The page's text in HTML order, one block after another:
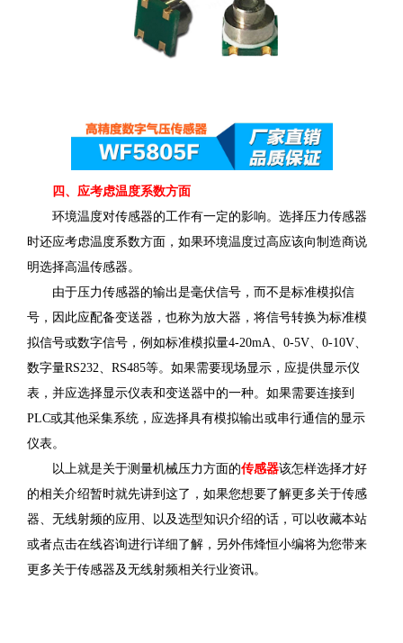
四、应考虑温度系数方面
环境温度对传感器的工作有一定的影响。选择压力传感器
时还应考虑温度系数方面，如果环境温度过高应该向制造商说
明选择高温传感器。
由于压力传感器的输出是毫伏信号，而不是标准模拟信
号，因此应配备变送器，也称为放大器，将信号转换为标准模
拟信号或数字信号，例如标准模拟量4-20mA、0-5V、0-10V、
数字量RS232、RS485等。如果需要现场显示，应提供显示仪
表，并应选择显示仪表和变送器中的一种。如果需要连接到
PLC或其他采集系统，应选择具有模拟输出或串行通信的显示
仪表。
以上就是关于测量机械压力方面的传感器该怎样选择才好
的相关介绍暂时就先讲到这了，如果您想要了解更多关于传感
器、无线射频的应用、以及选型知识介绍的话，可以收藏本站
或者点击在线咨询进行详细了解，另外伟烽恒小编将为您带来
更多关于传感器及无线射频相关行业资讯。